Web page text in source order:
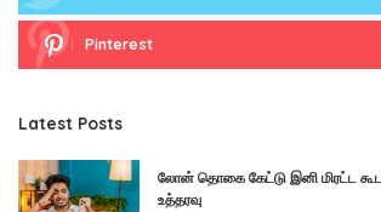
Pinterest
Latest Posts
லோன் தொகை கேட்டு இனி மிரட்ட
உத்தரவு